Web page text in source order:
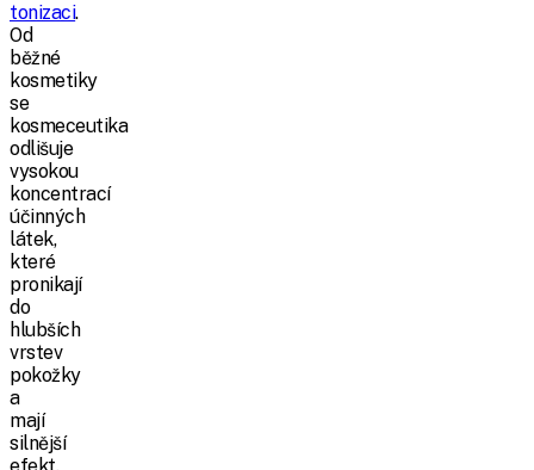
tonizaci.
Od
běžné
kosmetiky
se
kosmeceutika
odlišuje
vysokou
koncentrací
účinných
látek,
které
pronikají
do
hlubších
vrstev
pokožky
a
mají
silnější